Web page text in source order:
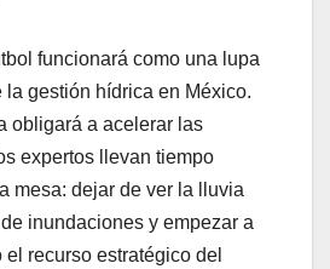
funcionará como una lupa
la gestión hídrica en México.
obligará a acelerar las
expertos llevan tiempo
mesa: dejar de ver la lluvia
inundaciones y empezar a
recurso estratégico del